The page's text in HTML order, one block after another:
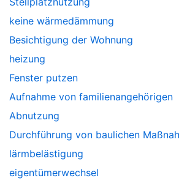
keine wärmedämmung
Besichtigung der Wohnung
heizung
Fenster putzen
Aufnahme von familienangehörigen
Abnutzung
Durchführung von baulichen
lärmbelästigung
eigentümerwechsel